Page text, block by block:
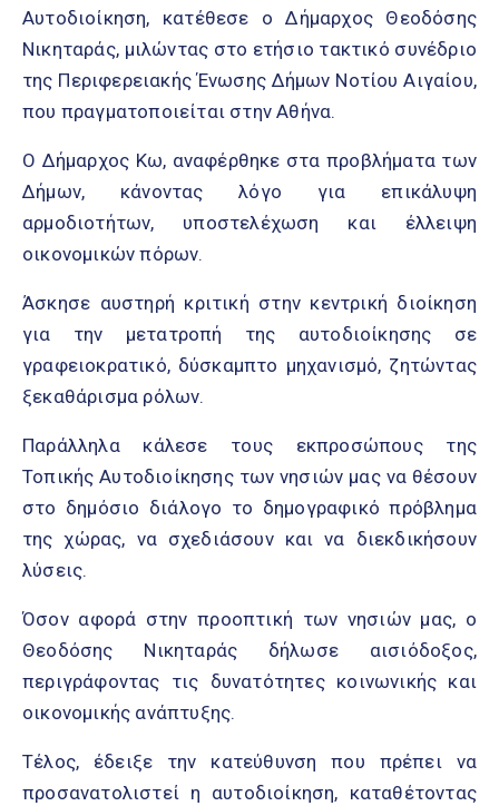
Αυτοδιοίκηση, κατέθεσε ο Δήμαρχος Θεοδόσης
Νικηταράς, μιλώντας στο ετήσιο τακτικό συνέδριο
της Περιφερειακής Ένωσης Δήμων Νοτίου Αιγαίου,
που πραγματοποιείται στην Αθήνα.
Ο Δήμαρχος Κω, αναφέρθηκε στα προβλήματα των
Δήμων, κάνοντας λόγο για επικάλυψη
αρμοδιοτήτων, υποστελέχωση και έλλειψη
οικονομικών πόρων.
Άσκησε αυστηρή κριτική στην κεντρική διοίκηση
για την μετατροπή της αυτοδιοίκησης σε
γραφειοκρατικό, δύσκαμπτο μηχανισμό, ζητώντας
ξεκαθάρισμα ρόλων.
Παράλληλα κάλεσε τους εκπροσώπους της
Τοπικής Αυτοδιοίκησης των νησιών μας να θέσουν
στο δημόσιο διάλογο το δημογραφικό πρόβλημα
της χώρας, να σχεδιάσουν και να διεκδικήσουν
λύσεις.
Όσον αφορά στην προοπτική των νησιών μας, ο
Θεοδόσης Νικηταράς δήλωσε αισιόδοξος,
περιγράφοντας τις δυνατότητες κοινωνικής και
οικονομικής ανάπτυξης.
Τέλος, έδειξε την κατεύθυνση που πρέπει να
προσανατολιστεί η αυτοδιοίκηση, καταθέτοντας